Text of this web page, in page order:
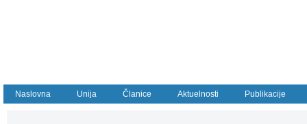
Naslovna Unija Članice Aktuelnosti Publikacije